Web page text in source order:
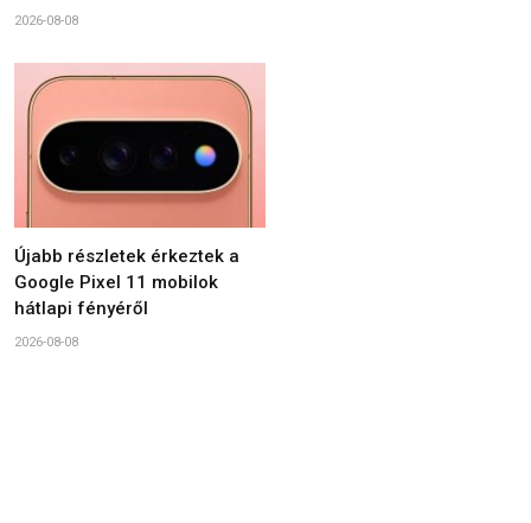
2026-08-08
Újabb részletek érkeztek a
Google Pixel 11 mobilok
hátlapi fényéről
2026-08-08